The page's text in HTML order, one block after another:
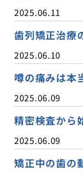
2025.06.11
歯列矯正治療
2025.06.10
噂の痛みは本
2025.06.09
精密検査から
2025.06.09
矯正中の歯の